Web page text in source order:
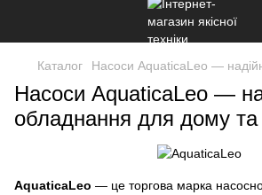
Каталог Насоси AquaticaLeo —
Насоси AquaticaLeo —
обладнання для дому та
AquaticaLeo — це торгова марка